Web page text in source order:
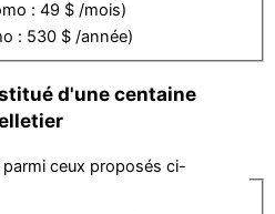
: 49 $ /mois)
: 530 $ /année)
d'une centaine
ceux proposés ci-